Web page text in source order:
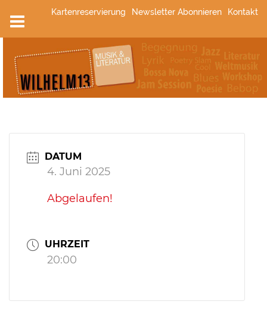
Inhalt
springen
Kartenreservierung Newsletter Abonnieren Kontakt
DATUM
4. Juni 2025
Abgelaufen!
UHRZEIT
20:00